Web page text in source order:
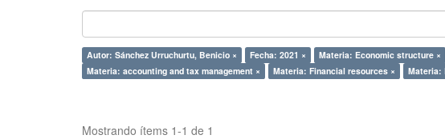
Autor: Sánchez Urruchurtu, Benicio × Fecha: 2021 × Materia: Economic structure ×
Materia: accounting and tax management ×
Materia: Financial resources × Materia:
Mostrando ítems 1-1 de 1